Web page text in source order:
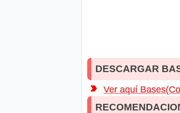
DESCARGAR
Ver aquí